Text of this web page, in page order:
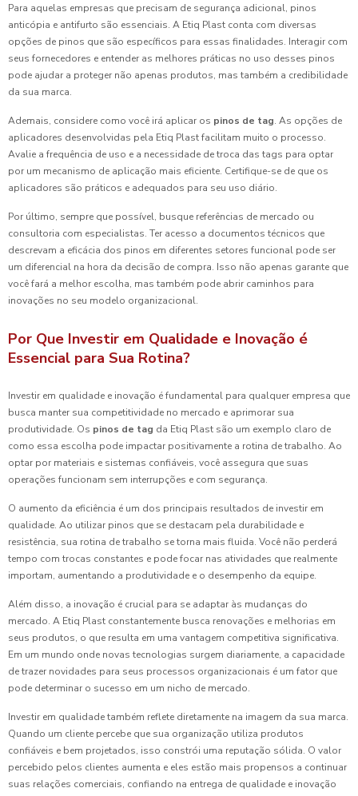
Para aquelas empresas que precisam de segurança adicional, pinos
anticópia e antifurto são essenciais. A Etiq Plast conta com diversas
opções de pinos que são específicos para essas finalidades. Interagir com
seus fornecedores e entender as melhores práticas no uso desses pinos
pode ajudar a proteger não apenas produtos, mas também a credibilidade
da sua marca.
Ademais, considere como você irá aplicar os pinos de tag. As opções de
aplicadores desenvolvidas pela Etiq Plast facilitam muito o processo.
Avalie a frequência de uso e a necessidade de troca das tags para optar
por um mecanismo de aplicação mais eficiente. Certifique-se de que os
aplicadores são práticos e adequados para seu uso diário.
Por último, sempre que possível, busque referências de mercado ou
consultoria com especialistas. Ter acesso a documentos técnicos que
descrevam a eficácia dos pinos em diferentes setores funcional pode ser
um diferencial na hora da decisão de compra. Isso não apenas garante que
você fará a melhor escolha, mas também pode abrir caminhos para
inovações no seu modelo organizacional.
Por Que Investir em Qualidade e Inovação é
Essencial para Sua Rotina?
Investir em qualidade e inovação é fundamental para qualquer empresa que
busca manter sua competitividade no mercado e aprimorar sua
produtividade. Os pinos de tag da Etiq Plast são um exemplo claro de
como essa escolha pode impactar positivamente a rotina de trabalho. Ao
optar por materiais e sistemas confiáveis, você assegura que suas
operações funcionam sem interrupções e com segurança.
O aumento da eficiência é um dos principais resultados de investir em
qualidade. Ao utilizar pinos que se destacam pela durabilidade e
resistência, sua rotina de trabalho se torna mais fluida. Você não perderá
tempo com trocas constantes e pode focar nas atividades que realmente
importam, aumentando a produtividade e o desempenho da equipe.
Além disso, a inovação é crucial para se adaptar às mudanças do
mercado. A Etiq Plast constantemente busca renovações e melhorias em
seus produtos, o que resulta em uma vantagem competitiva significativa.
Em um mundo onde novas tecnologias surgem diariamente, a capacidade
de trazer novidades para seus processos organizacionais é um fator que
pode determinar o sucesso em um nicho de mercado.
Investir em qualidade também reflete diretamente na imagem da sua marca.
Quando um cliente percebe que sua organização utiliza produtos
confiáveis e bem projetados, isso constrói uma reputação sólida. O valor
percebido pelos clientes aumenta e eles estão mais propensos a continuar
suas relações comerciais, confiando na entrega de qualidade e inovação